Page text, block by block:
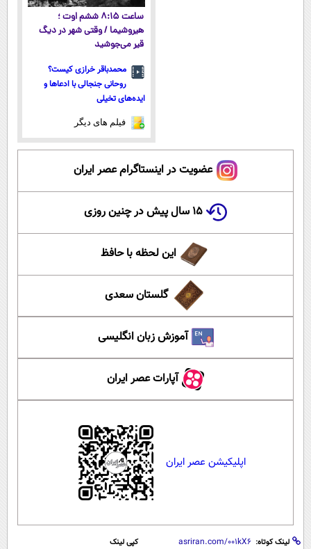
ساعت ۸:۱۵ ششم اوت ؛
هیروشیما / وقتی شهر در دیگ
قیر می‌جوشید
محمدباقر خرازی کیست؟
روحانی جنجالی با ادعاها و
ایده‌های تخیلی
فیلم های دیگر
عضویت در اینستاگرام عصر ایران
۱۵ سال پیش در چنین روزی
این لحظه با حافظ
گلستان سعدی
آموزش زبان انگلیسی
آپارات عصر ایران
اپلیکیشن عصر ایران
لینک کوتاه: کپی لینک